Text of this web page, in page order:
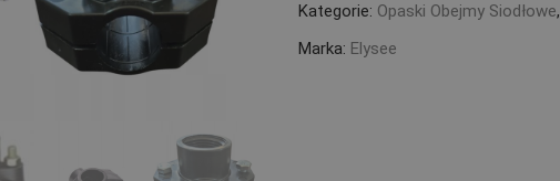
Kategorie: Opaski Obejmy Siodłowe,
Marka: Elysee